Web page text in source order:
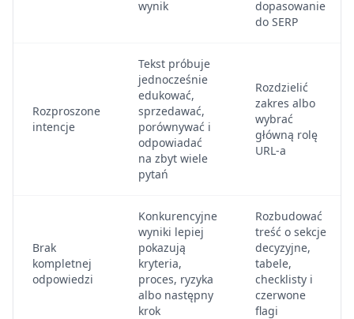
wynik
dopasowanie
do SERP
Rozproszone
intencje
Tekst próbuje
jednocześnie
edukować,
sprzedawać,
porównywać i
odpowiadać
na zbyt wiele
pytań
Rozdzielić
zakres albo
wybrać
główną rolę
URL-a
Brak
kompletnej
odpowiedzi
Konkurencyjne
wyniki lepiej
pokazują
kryteria,
proces, ryzyka
albo następny
krok
Rozbudować
treść o sekcje
decyzyjne,
tabele,
checklisty i
czerwone
flagi